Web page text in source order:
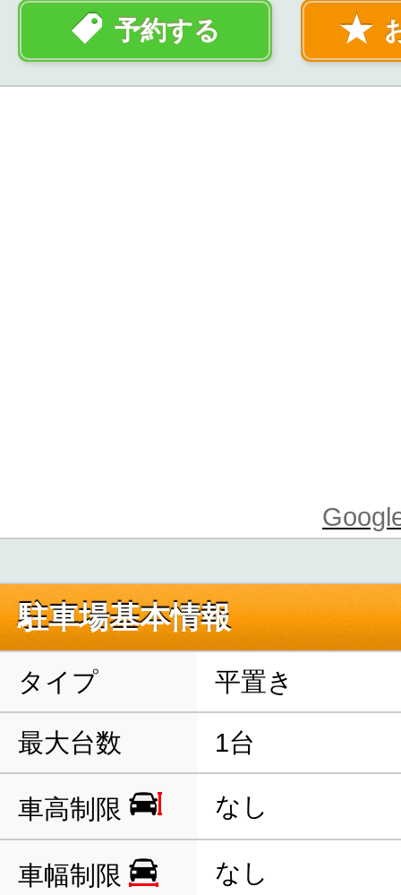
予約する
駐車場基本情報
タイプ 平置き
最大台数 1台
車高制限 なし
車幅制限 なし